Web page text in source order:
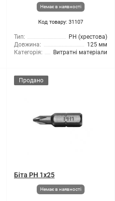
Немає в наявності
Код товару: 31107
Тип:
РН (хрестова)
Довжина:
125 мм
Категорія:
Витратні матеріали
Продано
Біта PH 1x25
Немає в наявності